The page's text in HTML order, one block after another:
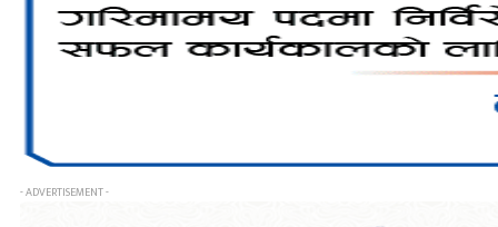
- ADVERTISEMENT -